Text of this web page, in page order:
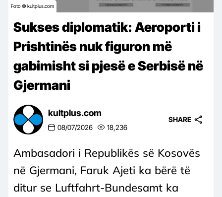
Foto © kultplus.com
Sukses diplomatik: Aeroporti i
Prishtinës nuk figuron më
gabimisht si pjesë e Serbisë në
Gjermani
kultplus.com
08/07/2026 18,236
SHARE
Ambasadori i Republikës së Kosovës
në Gjermani, Faruk Ajeti ka bërë të
ditur se Luftfahrt-Bundesamt ka